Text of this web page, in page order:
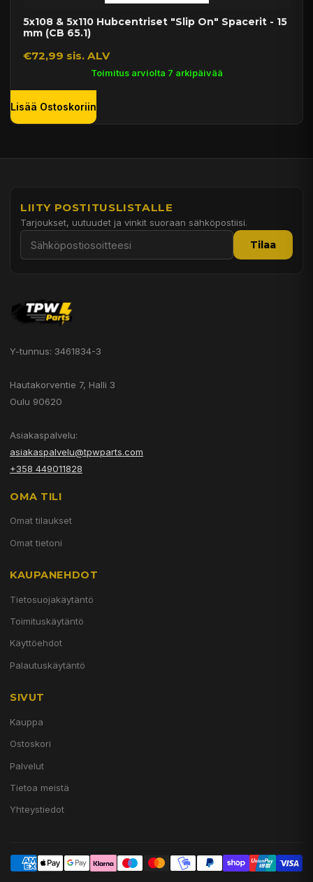
5x108 & 5x110 Hubcentriset "Slip On" Spacerit - 15
mm (CB 65.1)
€72,99 sis. ALV
Toimitus arviolta 7 arkipäivää
Lisää Ostoskoriin
LIITY POSTITUSLISTALLE
Tarjoukset, uutuudet ja vinkit suoraan sähköpostiisi.
Tilaa
Y-tunnus: 3461834-3
Hautakorventie 7, Halli 3
Oulu 90620
Asiakaspalvelu:
asiakaspalvelu@tpwparts.com
+358 449011828
OMA TILI
Omat tilaukset
Omat tietoni
KAUPANEHDOT
Tietosuojakäytäntö
Toimituskäytäntö
Käyttöehdot
Palautuskäytäntö
SIVUT
Kauppa
Ostoskori
Palvelut
Tietoa meistä
Yhteystiedot